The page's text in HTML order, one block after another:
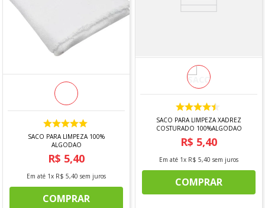
SACO PARA LIMPEZA 100%
ALGODAO
R$ 5,40
Em até 1x R$ 5,40 sem juros
COMPRAR
SACO PARA LIMPEZA XADREZ
COSTURADO 100%ALGODAO
R$ 5,40
Em até 1x R$ 5,40 sem juros
COMPRAR